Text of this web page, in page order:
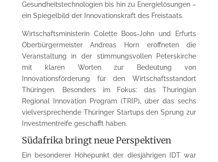
Gesundheitstechnologien bis hin zu Energielösungen –
ein Spiegelbild der Innovationskraft des Freistaats.
Wirtschaftsministerin Colette Boos-John und Erfurts
Oberbürgermeister Andreas Horn eröffneten die
Veranstaltung in der stimmungsvollen Peterskirche
mit klaren Worten zur Bedeutung von
Innovationsförderung für den Wirtschaftsstandort
Thüringen. Besonders im Fokus: das Thuringian
Regional Innovation Program (TRIP), über das sechs
vielversprechende Thüringer Startups den Sprung zur
Investmentreife geschafft haben.
Südafrika bringt neue Perspektiven
Ein besonderer Höhepunkt der diesjährigen IDT war